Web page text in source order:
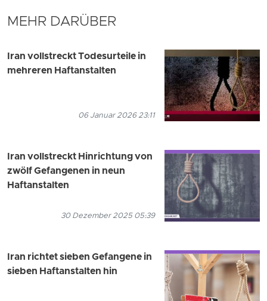
MEHR DARÜBER
Iran vollstreckt Todesurteile in
mehreren Haftanstalten
06 Januar 2026 23:11
Iran vollstreckt Hinrichtung von
zwölf Gefangenen in neun
Haftanstalten
30 Dezember 2025 05:39
Iran richtet sieben Gefangene in
sieben Haftanstalten hin